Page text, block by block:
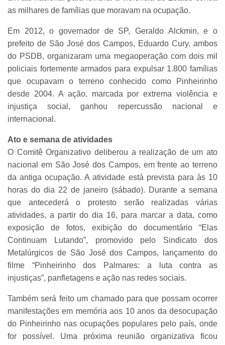
as milhares de famílias que moravam na ocupação.
Em 2012, o governador de SP, Geraldo Alckmin, e o
prefeito de São José dos Campos, Eduardo Cury, ambos
do PSDB, organizaram uma megaoperação com dois mil
policiais fortemente armados para expulsar 1.800 famílias
que ocupavam o terreno conhecido como Pinheirinho
desde 2004. A ação, marcada por extrema violência e
injustiça social, ganhou repercussão nacional e
internacional.
Ato e semana de atividades
O Comitê Organizativo deliberou a realização de um ato
nacional em São José dos Campos, em frente ao terreno
da antiga ocupação. A atividade está prevista para às 10
horas do dia 22 de janeiro (sábado). Durante a semana
que antecederá o protesto serão realizadas várias
atividades, a partir do dia 16, para marcar a data, como
exposição de fotos, exibição do documentário “Elas
Continuam Lutando”, promovido pelo Sindicato dos
Metalúrgicos de São José dos Campos, lançamento do
filme “Pinheirinho dos Palmares: a luta contra as
injustiças”, panfletagens e ação nas redes sociais.
Também será feito um chamado para que possam ocorrer
manifestações em memória aos 10 anos da desocupação
do Pinheirinho nas ocupações populares pelo país, onde
for possível. Uma próxima reunião organizativa ficou